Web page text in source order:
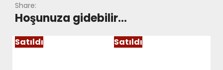
Share:
Hoşunuza gidebilir…
Satıldı Satıldı